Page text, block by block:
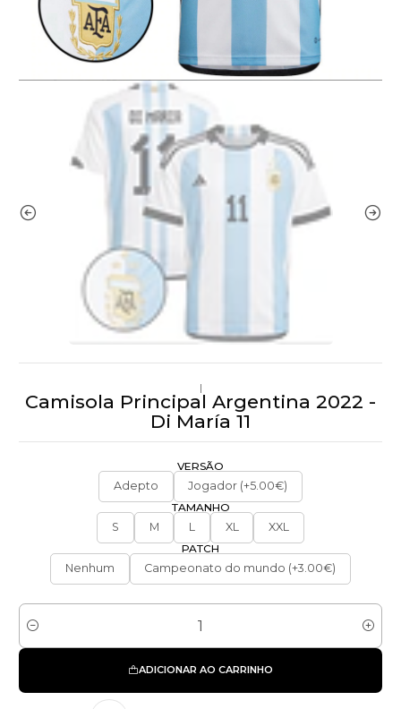
|
Camisola Principal Argentina 2022 -
Di María 11
VERSÃO
Adepto
Jogador (+5.00€)
TAMANHO
S
M L XL
XXL
PATCH
Nenhum
Campeonato do mundo (+3.00€)
Quantidade
ADICIONAR AO CARRINHO